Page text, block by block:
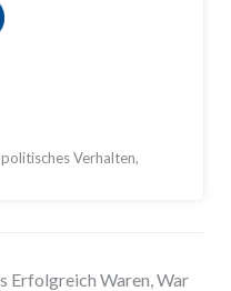
politisches Verhalten,
Erfolgreich Waren, War